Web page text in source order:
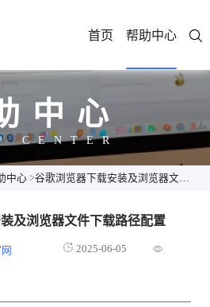
首页 帮助中心
中心
CENTER
中心 >谷歌浏览器下载安装及浏览器文件下载路径配置
及浏览器文件下载路径配置
2025-06-05